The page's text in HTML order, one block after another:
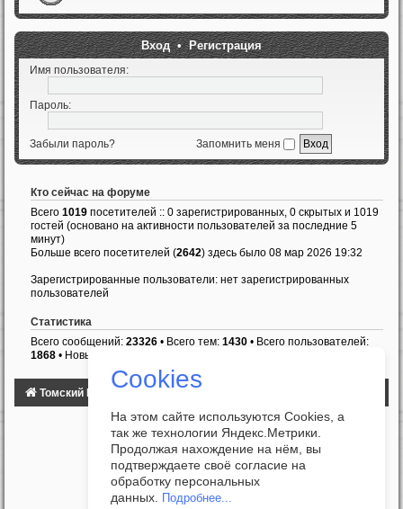
Вход•Регистрация
Имя пользователя:
Пароль:
Забыли пароль? Запомнить меня
Кто сейчас на форуме
Всего 1019 посетителей :: 0 зарегистрированных, 0 скрытых и 1019
гостей (основано на активности пользователей за последние 5
минут)
Больше всего посетителей (2642) здесь было 08 мар 2026 19:32
Зарегистрированные пользователи: нет зарегистрированных
пользователей
Статистика
Всего сообщений: 23326 • Всего тем: 1430 • Всего пользователей:
1868 • Новый пользователь:
Томский Клуб Автомобилистов
Cookies
На этом сайте используются Cookies, а
так же технологии Яндекс.Метрики.
Продолжая нахождение на нём, вы
подтверждаете своё согласие на
обработку персональных
данных.
Подробнее...